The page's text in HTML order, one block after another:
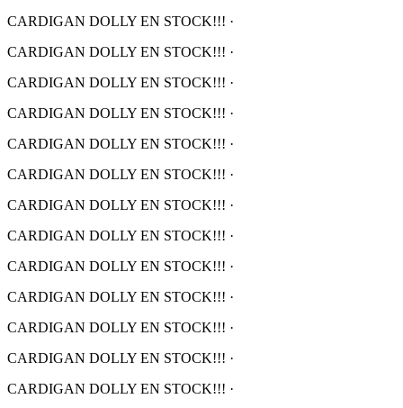
CARDIGAN DOLLY EN STOCK!!! ·
CARDIGAN DOLLY EN STOCK!!! ·
CARDIGAN DOLLY EN STOCK!!! ·
CARDIGAN DOLLY EN STOCK!!! ·
CARDIGAN DOLLY EN STOCK!!! ·
CARDIGAN DOLLY EN STOCK!!! ·
CARDIGAN DOLLY EN STOCK!!! ·
CARDIGAN DOLLY EN STOCK!!! ·
CARDIGAN DOLLY EN STOCK!!! ·
CARDIGAN DOLLY EN STOCK!!! ·
CARDIGAN DOLLY EN STOCK!!! ·
CARDIGAN DOLLY EN STOCK!!! ·
CARDIGAN DOLLY EN STOCK!!! ·